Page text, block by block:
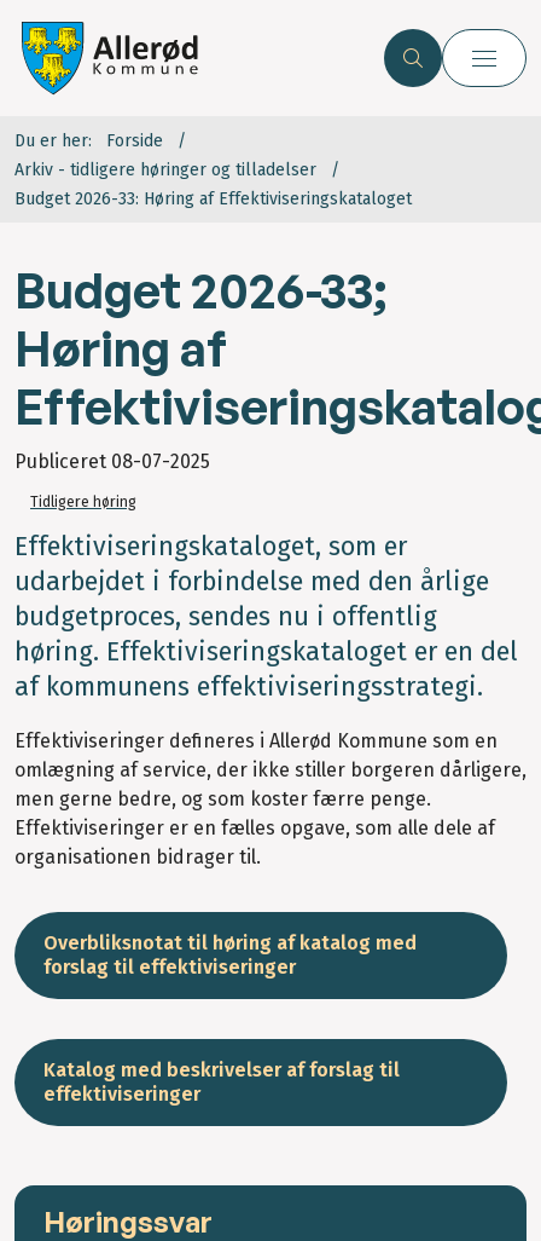
Du er her:
Forside
Arkiv - tidligere høringer og tilladelser
Budget 2026-33: Høring af Effektiviseringskataloget
Budget 2026-33;
Høring af
Publiceret 08-07-2025
Tidligere høring
Effektiviseringskataloget, som er
udarbejdet i forbindelse med den årlige
budgetproces, sendes nu i offentlig
høring. Effektiviseringskataloget er en del
af kommunens effektiviseringsstrategi.
Effektiviseringer defineres i Allerød Kommune som en
omlægning af service, der ikke stiller borgeren dårligere,
men gerne bedre, og som koster færre penge.
Effektiviseringer er en fælles opgave, som alle dele af
organisationen bidrager til.
Overbliksnotat til høring af katalog med
forslag til effektiviseringer
Katalog med beskrivelser af forslag til
effektiviseringer
Høringssvar